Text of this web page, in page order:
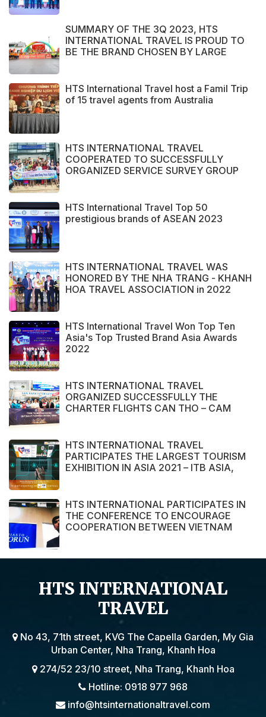
SUMMARY OF THE 3Q 2023, HTS
INTERNATIONAL TRAVEL IS PROUD TO
BE THE BRAND CHOSEN BY LARGE
HTS International Travel host a Famil Trip
of 15 travel agents from Australia
HTS INTERNATIONAL TRAVEL
COOPERATED TO SUCCESSFULLY
ORGANIZED SERVICE SURVEY GROUP
HTS International Travel Top 50
prestigious brands of ASEAN 2023
HTS INTERNATIONAL TRAVEL WAS
HONORED BY THE NHA TRANG - KHANH
HOA TRAVEL ASSOCIATION in 2022
HTS International Travel Won Top Ten
Asia's Top Trusted Brand Asia Awards
2022
HTS INTERNATIONAL TRAVEL
ORGANIZED SUCCESSFULLY THE
CHARTER FLIGHTS CAN THO – CAM
HTS INTERNATIONAL TRAVEL
PARTICIPATES THE LARGEST TOURISM
EXHIBITION IN ASIA 2021 – ITB ASIA,
HTS INTERNATIONAL PARTICIPATES IN
THE CONFERENCE TO ENCOURAGE
COOPERATION BETWEEN VIETNAM
POLAND
HTS INTERNATIONAL
TRAVEL
No 43, 71th street, KVG The Capella Garden, My Gia
Urban Center, Nha Trang, Khanh Hoa
274/52 23/10 street, Nha Trang, Khanh Hoa
Hotline: 0918 977 968
info@htsinternationaltravel.com